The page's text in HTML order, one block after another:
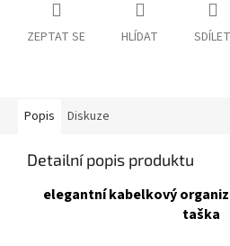
ZEPTAT SE HLÍDAT SDÍLET
Popis Diskuze
Detailní popis produktu
elegantní kabelkový
taška